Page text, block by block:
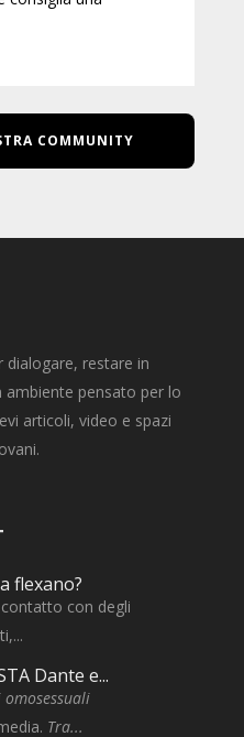
COMMUNITY
dialogare, restare in
pensato per lo
articoli, video e spazi
flexano?
con degli
Dante e...
Tra...